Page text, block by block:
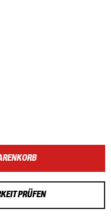
PRÜFEN